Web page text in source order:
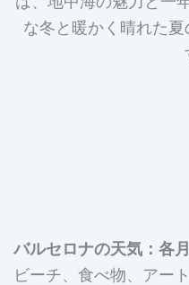
な冬と暖かく晴れた
バルセロナの天気：各
ビーチ、食べ物、アー